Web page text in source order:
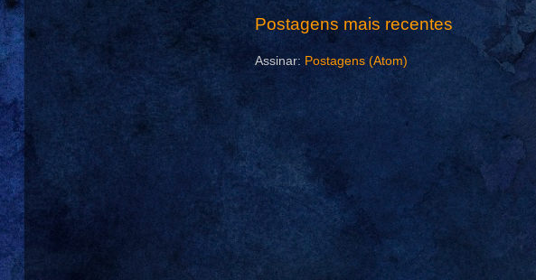
Postagens mais recentes
Assinar: Postagens (Atom)